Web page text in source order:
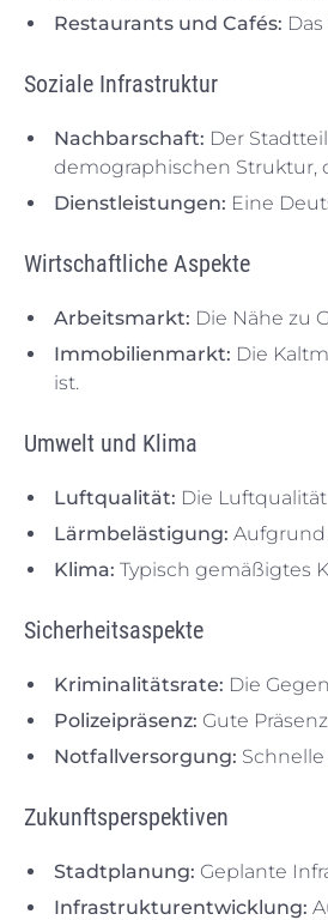
Restaurants und Cafés:
Soziale Infrastruktur
Nachbarschaft: Der
demographischen Struktur,
Dienstleistungen: Eine
Wirtschaftliche Aspekte
Arbeitsmarkt: Die Nähe zu
Immobilienmarkt: Die
ist.
Umwelt und Klima
Luftqualität: Die
Lärmbelästigung: Aufgrund
Klima: Typisch gemäßigtes
Sicherheitsaspekte
Kriminalitätsrate: Die
Polizeipräsenz: Gute
Notfallversorgung:
Zukunftsperspektiven
Stadtplanung: Geplante
Infrastrukturentwicklung: